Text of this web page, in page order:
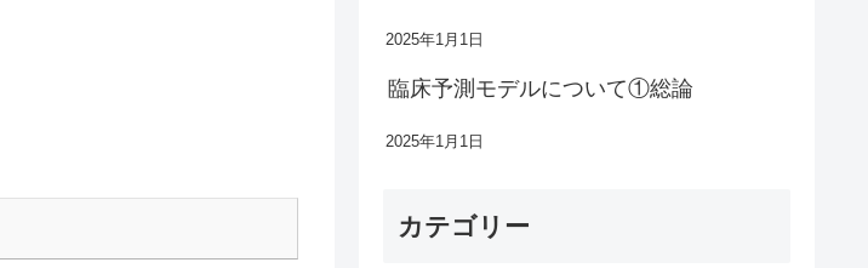
2025年1月1日
臨床予測モデルについて①総論
2025年1月1日
カテゴリー